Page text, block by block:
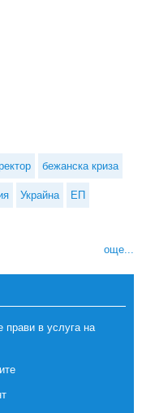
бежанска криза
Украйна ЕП
още...
прави в услуга на